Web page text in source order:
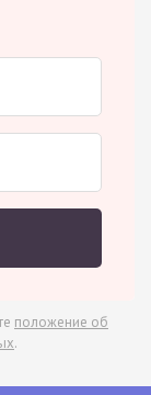
положение об
.